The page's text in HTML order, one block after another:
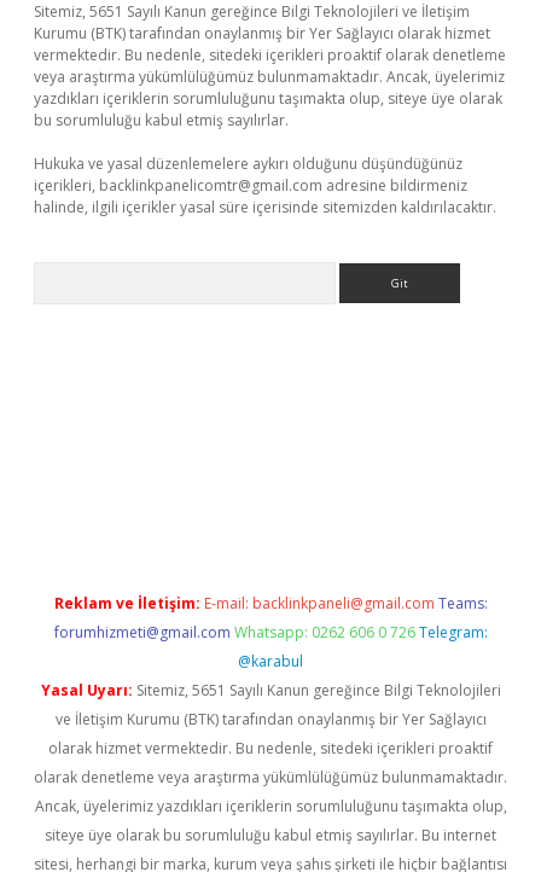
Sitemiz, 5651 Sayılı Kanun gereğince Bilgi Teknolojileri ve İletişim
Kurumu (BTK) tarafından onaylanmış bir Yer Sağlayıcı olarak hizmet
vermektedir. Bu nedenle, sitedeki içerikleri proaktif olarak denetleme
veya araştırma yükümlülüğümüz bulunmamaktadır. Ancak, üyelerimiz
yazdıkları içeriklerin sorumluluğunu taşımakta olup, siteye üye olarak
bu sorumluluğu kabul etmiş sayılırlar.
Hukuka ve yasal düzenlemelere aykırı olduğunu düşündüğünüz
içerikleri, backlinkpanelicomtr@gmail.com adresine bildirmeniz
halinde, ilgili içerikler yasal süre içerisinde sitemizden kaldırılacaktır.
Reklam ve İletişim: E-mail: backlinkpaneli@gmail.com Teams:
forumhizmeti@gmail.com Whatsapp: 0262 606 0 726 Telegram:
@karabul
Yasal Uyarı: Sitemiz, 5651 Sayılı Kanun gereğince Bilgi Teknolojileri
ve İletişim Kurumu (BTK) tarafından onaylanmış bir Yer Sağlayıcı
olarak hizmet vermektedir. Bu nedenle, sitedeki içerikleri proaktif
olarak denetleme veya araştırma yükümlülüğümüz bulunmamaktadır.
Ancak, üyelerimiz yazdıkları içeriklerin sorumluluğunu taşımakta olup,
siteye üye olarak bu sorumluluğu kabul etmiş sayılırlar. Bu internet
sitesi, herhangi bir marka, kurum veya şahıs şirketi ile hiçbir bağlantısı